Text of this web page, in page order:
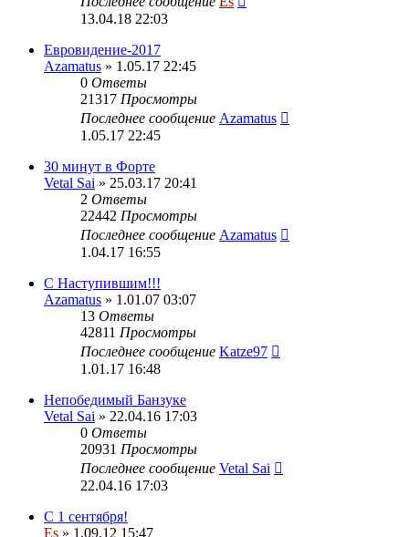
13.04.18 22:03
Евровидение-2017
Azamatus » 1.05.17 22:45
0 Ответы
21317 Просмотры
Последнее сообщение Azamatus
1.05.17 22:45
30 минут в Форте
Vetal Sai » 25.03.17 20:41
2 Ответы
22442 Просмотры
Последнее сообщение Azamatus
1.04.17 16:55
С Наступившим!!!
Azamatus » 1.01.07 03:07
13 Ответы
42811 Просмотры
Последнее сообщение Katze97
1.01.17 16:48
Непобедимый Банзуке
Vetal Sai » 22.04.16 17:03
0 Ответы
20931 Просмотры
Последнее сообщение Vetal Sai
22.04.16 17:03
С 1 сентября!
Es » 1.09.12 15:47